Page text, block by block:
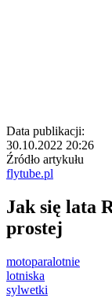
Data publikacji:
30.10.2022 20:26
Źródło artykułu
flytube.pl
Jak się lata
prostej
motoparalotnie
lotniska
sylwetki